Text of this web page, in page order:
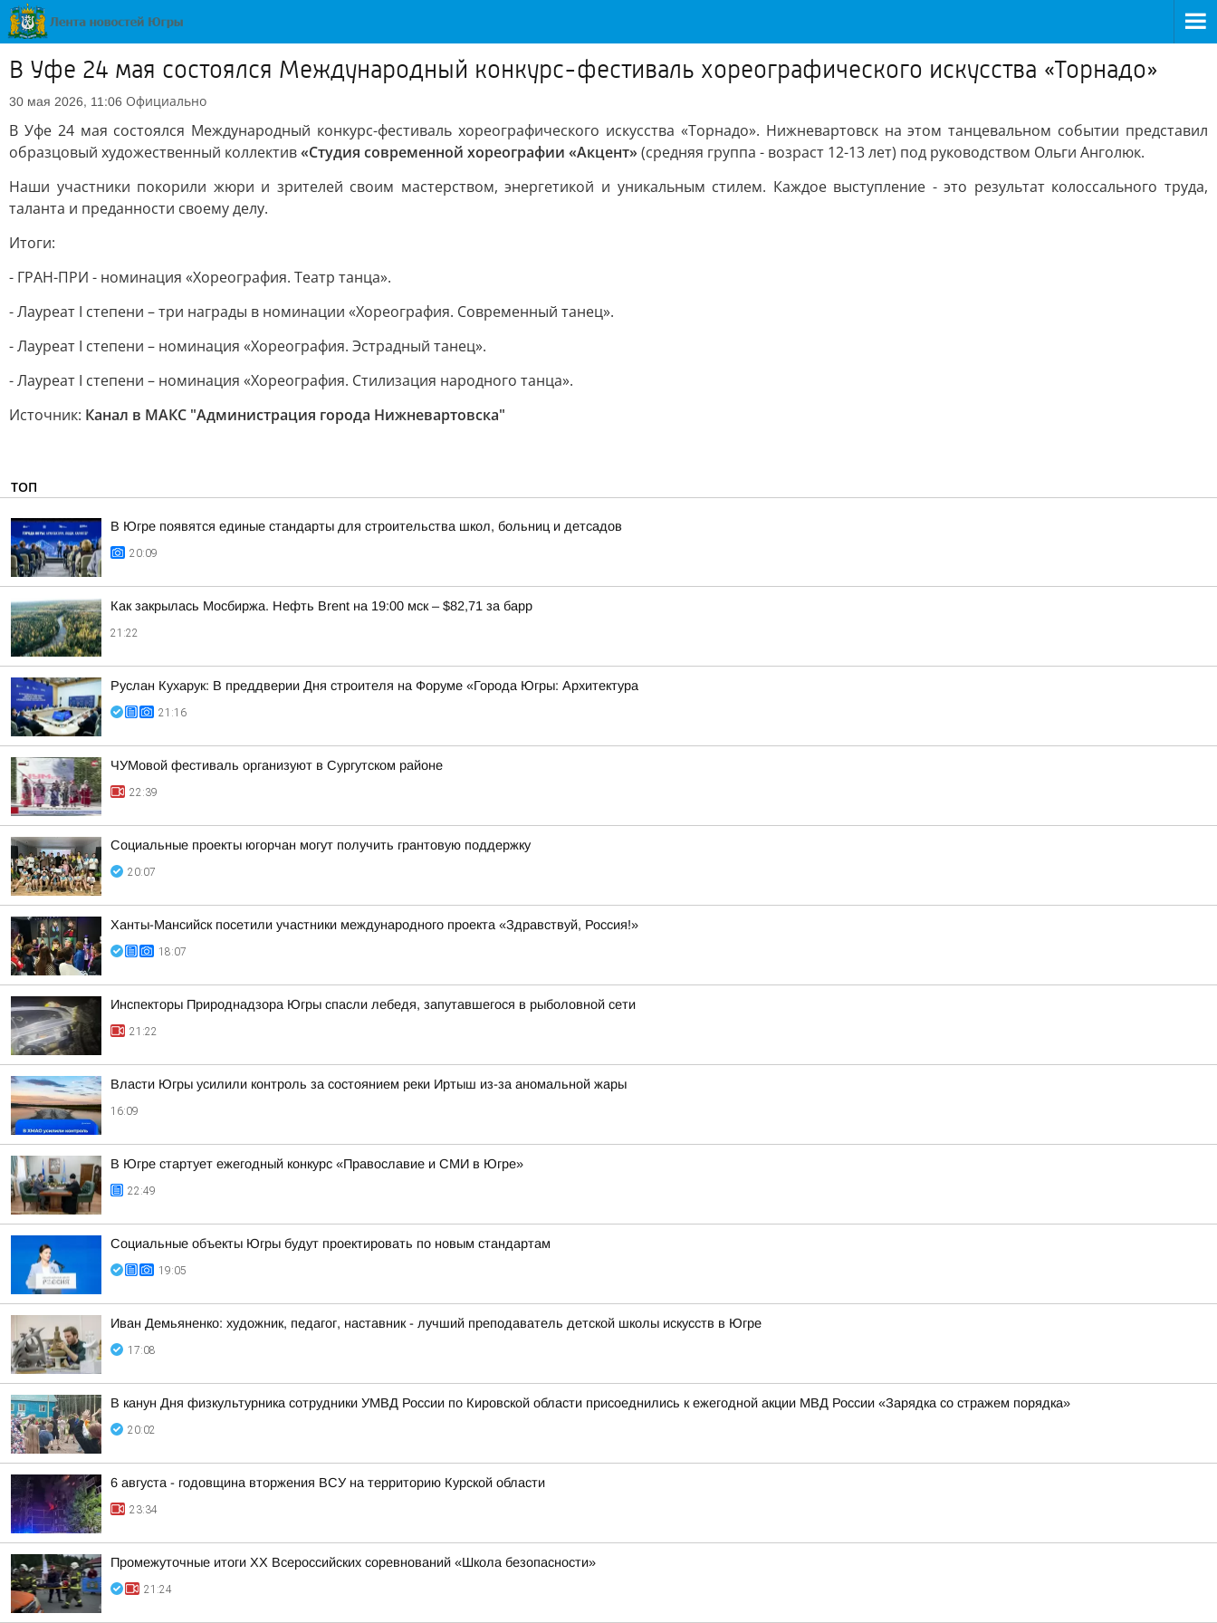
В Уфе 24 мая состоялся Международный конкурс-фестиваль хореографического искусства «Торнадо»
30 мая 2026, 11:06 Официально
В Уфе 24 мая состоялся Международный конкурс-фестиваль хореографического искусства «Торнадо». Нижневартовск на этом танцевальном событии представил
образцовый художественный коллектив«Студия современной хореографии «Акцент»(средняя группа - возраст 12-13 лет) под руководством Ольги Анголюк.
Наши участники покорили жюри и зрителей своим мастерством, энергетикой и уникальным стилем. Каждое выступление - это результат колоссального труда,
таланта и преданности своему делу.
Итоги:
- ГРАН-ПРИ - номинация «Хореография. Театр танца».
- Лауреат I степени – три награды в номинации «Хореография. Современный танец».
- Лауреат I степени – номинация «Хореография. Эстрадный танец».
- Лауреат I степени – номинация «Хореография. Стилизация народного танца».
Источник: Канал в МАКС "Администрация города Нижневартовска"
ТОП
В Югре появятся единые стандарты для строительства школ, больниц и детсадов
20:09
Как закрылась Мосбиржа. Нефть Brent на 19:00 мск – $82,71 за барр
21:22
Руслан Кухарук: В преддверии Дня строителя на Форуме «Города Югры: Архитектура
21:16
ЧУМовой фестиваль организуют в Сургутском районе
22:39
Социальные проекты югорчан могут получить грантовую поддержку
20:07
Ханты-Мансийск посетили участники международного проекта «Здравствуй, Россия!»
18:07
Инспекторы Природнадзора Югры спасли лебедя, запутавшегося в рыболовной сети
21:22
Власти Югры усилили контроль за состоянием реки Иртыш из-за аномальной жары
16:09
В Югре стартует ежегодный конкурс «Православие и СМИ в Югре»
22:49
Социальные объекты Югры будут проектировать по новым стандартам
19:05
Иван Демьяненко: художник, педагог, наставник - лучший преподаватель детской школы искусств в Югре
17:08
В канун Дня физкультурника сотрудники УМВД России по Кировской области присоеднились к ежегодной акции МВД России «Зарядка со стражем порядка»
20:02
6 августа - годовщина вторжения ВСУ на территорию Курской области
23:34
Промежуточные итоги XX Всероссийских соревнований «Школа безопасности»
21:24